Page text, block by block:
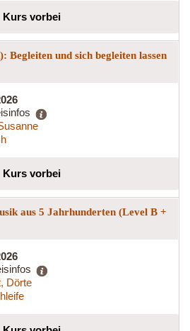
Kurs vorbei
und sich begleiten lassen
Kurs vorbei
aus 5 Jahrhunderten (Level B +
Dörte